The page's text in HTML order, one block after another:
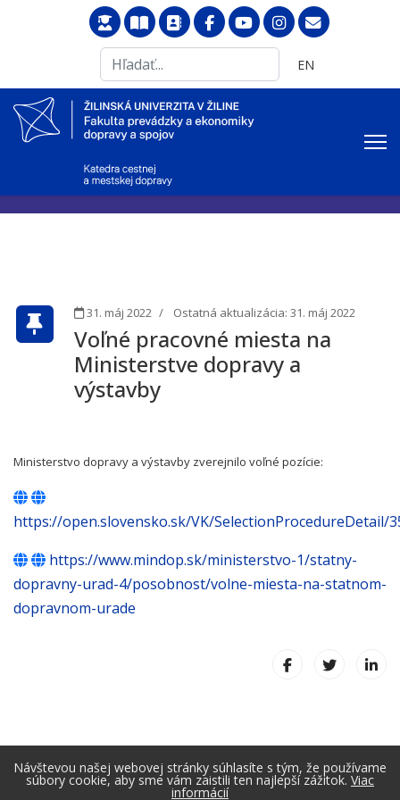
...
Vyberte váš jazyk
EN
31. máj 2022 Ostatná aktualizácia: 31. máj 2022
Voľné pracovné miesta na
Ministerstve dopravy a
výstavby
Ministerstvo dopravy a výstavby zverejnilo voľné pozície:
https://open.slovensko.sk/VK/SelectionProcedureDetail/
https://www.mindop.sk/ministerstvo-1/statny-
dopravny-urad-4/posobnost/volne-miesta-na-statnom-
dopravnom-urade
Návštevou našej webovej stránky súhlasíte s tým, že používame
súbory cookie, aby sme vám zaistili ten najlepší zážitok. Viac
informácií